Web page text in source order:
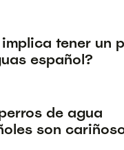
tener un
español?
de agua
son